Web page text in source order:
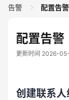
告警
配置告警
配置告警
更新时间 2026-
创建联系人